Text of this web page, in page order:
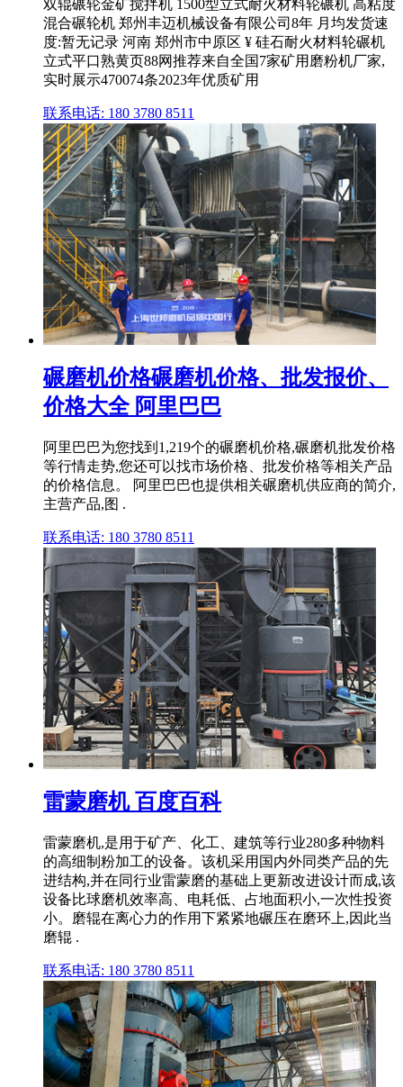
双辊碾轮金矿搅拌机 1500型立式耐火材料轮碾机 高粘度
混合碾轮机 郑州丰迈机械设备有限公司8年 月均发货速
度:暂无记录 河南 郑州市中原区 ¥ 硅石耐火材料轮碾机
立式平口熟黄页88网推荐来自全国7家矿用磨粉机厂家,
实时展示470074条2023年优质矿用
联系电话: 180 3780 8511
碾磨机价格碾磨机价格、批发报价、
价格大全 阿里巴巴
阿里巴巴为您找到1,219个的碾磨机价格,碾磨机批发价格
等行情走势,您还可以找市场价格、批发价格等相关产品
的价格信息。 阿里巴巴也提供相关碾磨机供应商的简介,
主营产品,图 .
联系电话: 180 3780 8511
雷蒙磨机 百度百科
雷蒙磨机,是用于矿产、化工、建筑等行业280多种物料
的高细制粉加工的设备。该机采用国内外同类产品的先
进结构,并在同行业雷蒙磨的基础上更新改进设计而成,该
设备比球磨机效率高、电耗低、占地面积小,一次性投资
小。磨辊在离心力的作用下紧紧地碾压在磨环上,因此当
磨辊 .
联系电话: 180 3780 8511